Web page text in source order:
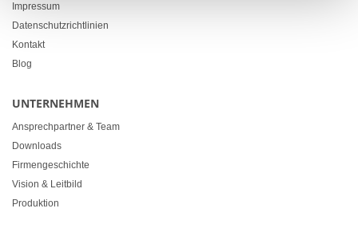
Impressum
Datenschutzrichtlinien
Kontakt
Blog
UNTERNEHMEN
Ansprechpartner & Team
Downloads
Firmengeschichte
Vision & Leitbild
Produktion